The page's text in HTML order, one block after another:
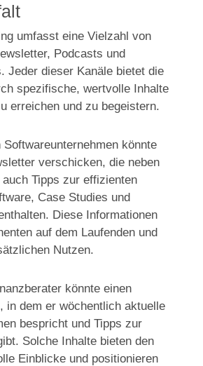
umfasst eine Vielzahl von
Podcasts und
Jeder dieser Kanäle bietet die
spezifische, wertvolle Inhalte
erreichen und zu begeistern.
Softwareunternehmen könnte
verschicken, die neben
Tipps zur effizienten
Case Studies und
Diese Informationen
auf dem Laufenden und
Nutzen.
könnte einen
in dem er wöchentlich aktuelle
bespricht und Tipps zur
Solche Inhalte bieten den
Einblicke und positionieren